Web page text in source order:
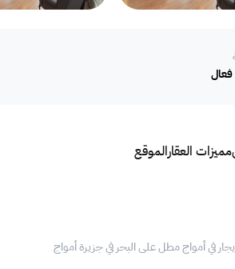
مميزات العقارالموقع
فعال
في أمواج مطل على البحر في جزيرة أمواج